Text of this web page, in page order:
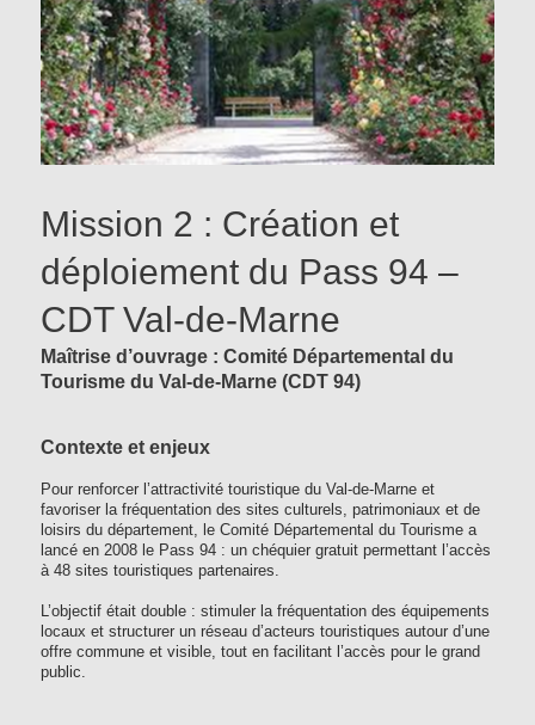
Mission 2 : Création et
déploiement du Pass 94 –
CDT Val-de-Marne
Maîtrise d’ouvrage : Comité Départemental du
Tourisme du Val-de-Marne (CDT 94)
Contexte et enjeux
Pour renforcer l’attractivité touristique du Val-de-Marne et
favoriser la fréquentation des sites culturels, patrimoniaux et de
loisirs du département, le Comité Départemental du Tourisme a
lancé en 2008 le Pass 94 : un chéquier gratuit permettant l’accès
à 48 sites touristiques partenaires.
L’objectif était double : stimuler la fréquentation des équipements
locaux et structurer un réseau d’acteurs touristiques autour d’une
offre commune et visible, tout en facilitant l’accès pour le grand
public.